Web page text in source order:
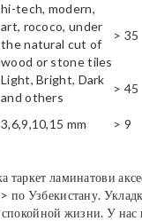
hi-tech, modern,
art, rococo, under
the natural cut of
wood or stone tiles
> 35
Light, Bright, Dark
and others
> 45
3,6,9,10,15 mm > 9